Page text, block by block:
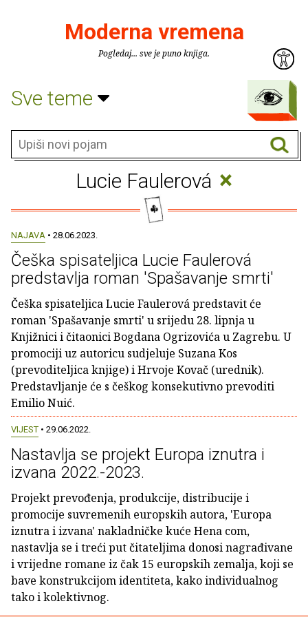
Moderna vremena
Pogledaj... sve je puno knjiga.
Sve teme
Lucie Faulerová ×
NAJAVA • 28.06.2023.
Češka spisateljica Lucie Faulerová
predstavlja roman 'Spašavanje smrti'
Češka spisateljica Lucie Faulerová predstavit će
roman 'Spašavanje smrti' u srijedu 28. lipnja u
Knjižnici i čitaonici Bogdana Ogrizovića u Zagrebu. U
promociji uz autoricu sudjeluje Suzana Kos
(prevoditeljica knjige) i Hrvoje Kovač (urednik).
Predstavljanje će s češkog konsekutivno prevoditi
Emilio Nuić.
VIJEST • 29.06.2022.
Nastavlja se projekt Europa iznutra i
izvana 2022.-2023.
Projekt prevođenja, produkcije, distribucije i
promocije suvremenih europskih autora, 'Europa
iznutra i izvana' nakladničke kuće Hena com,
nastavlja se i treći put čitateljima donosi nagrađivane
i vrijedne romane iz čak 15 europskih zemalja, koji se
bave konstrukcijom identiteta, kako individualnog
tako i kolektivnog.